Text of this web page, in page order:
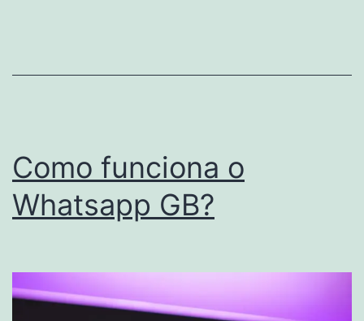
Como funciona o
Whatsapp GB?